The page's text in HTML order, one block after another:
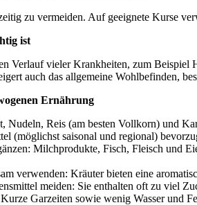
zu vermeiden. Auf geeignete Kurse
ist
Verlauf vieler Krankheiten, zum
auch das allgemeine Wohlbefinden,
Ernährung
Nudeln, Reis (am besten Vollkorn) und
(möglichst saisonal und regional)
Milchprodukte, Fisch, Fleisch und
verwenden: Kräuter bieten eine
meiden: Sie enthalten oft zu viel
Garzeiten sowie wenig Wasser und